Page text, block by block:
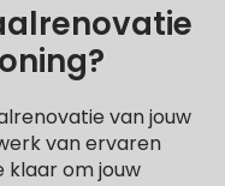
van jouw
van ervaren
klaar om jouw